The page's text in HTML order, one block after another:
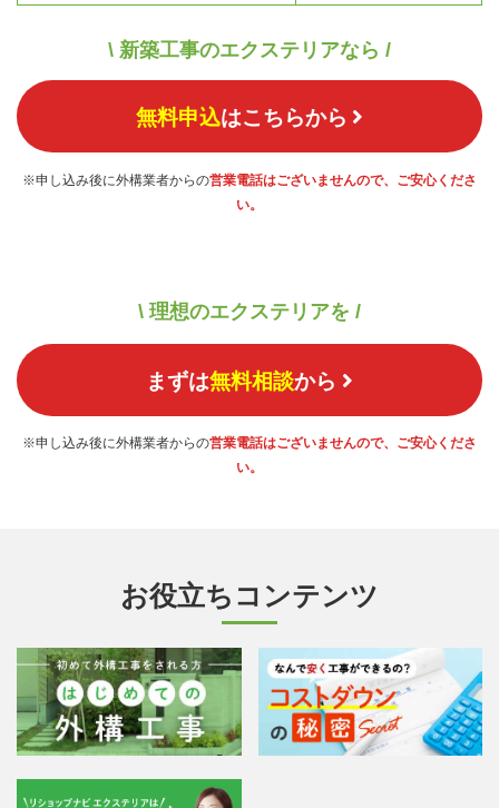
\ 新築工事のエクステリアなら /
無料申込はこちらから
※申し込み後に外構業者からの営業電話はございませんので、ご安心くださ
い。
\ 理想のエクステリアを /
まずは無料相談から
※申し込み後に外構業者からの営業電話はございませんので、ご安心くださ
い。
お役立ちコンテンツ